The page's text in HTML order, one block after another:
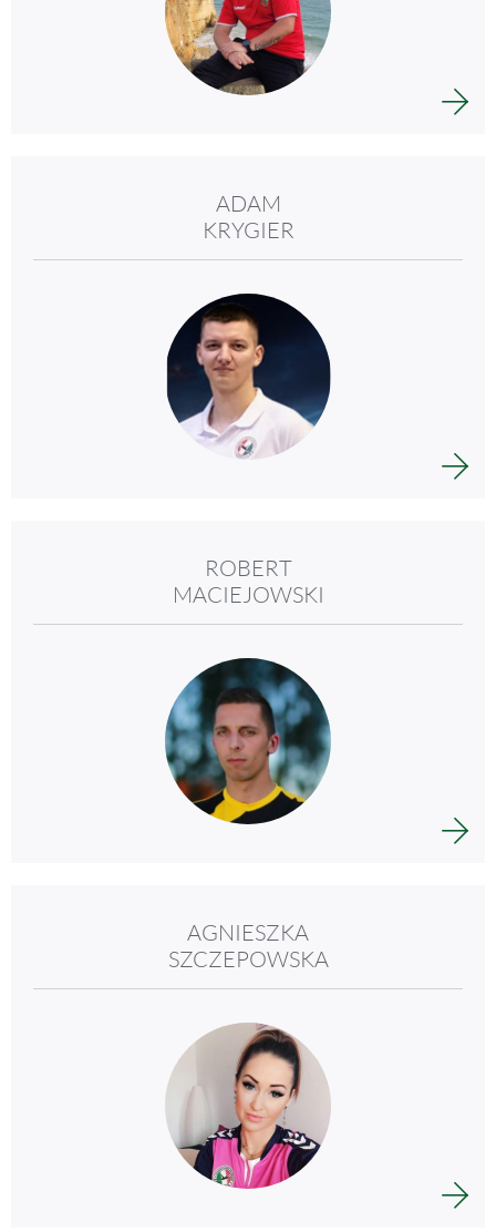
ADAM
KRYGIER
ROBERT
MACIEJOWSKI
AGNIESZKA
SZCZEPOWSKA